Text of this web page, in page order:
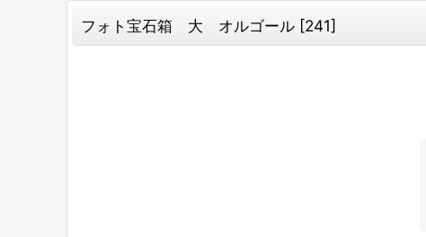
フォト宝石箱 大 オルゴール [241]